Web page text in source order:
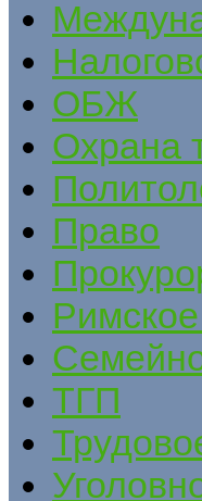
ОБЖ
Охрана
Право
ТГП